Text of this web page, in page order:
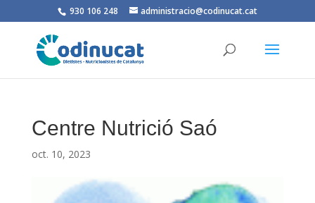
930 106 248 administracio@codinucat.cat
Centre Nutrició Saó
oct. 10, 2023